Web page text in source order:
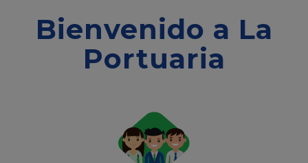
Bienvenido a La
Portuaria